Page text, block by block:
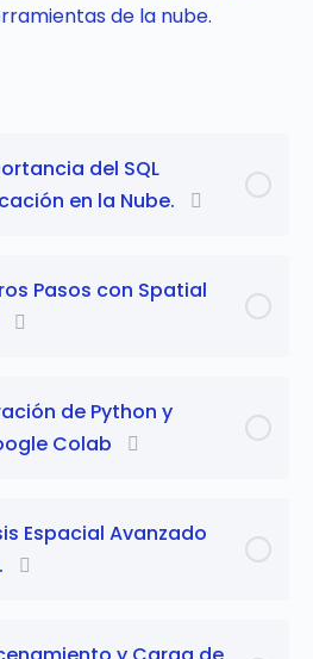
de la nube.
del SQL
en la Nube.
Pasos con Spatial
de Python y
Colab
Espacial Avanzado